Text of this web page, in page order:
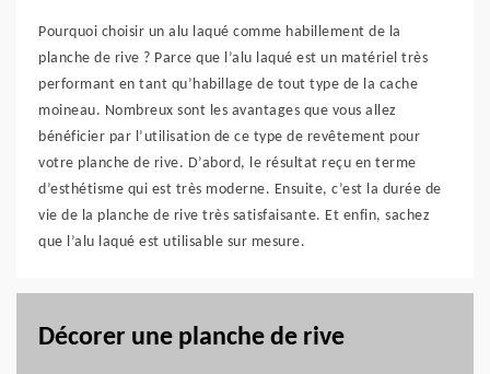
Pourquoi choisir un alu laqué comme habillement de la
planche de rive ? Parce que l’alu laqué est un matériel très
performant en tant qu’habillage de tout type de la cache
moineau. Nombreux sont les avantages que vous allez
bénéficier par l’utilisation de ce type de revêtement pour
votre planche de rive. D’abord, le résultat reçu en terme
d’esthétisme qui est très moderne. Ensuite, c’est la durée de
vie de la planche de rive très satisfaisante. Et enfin, sachez
que l’alu laqué est utilisable sur mesure.
Décorer une planche de rive